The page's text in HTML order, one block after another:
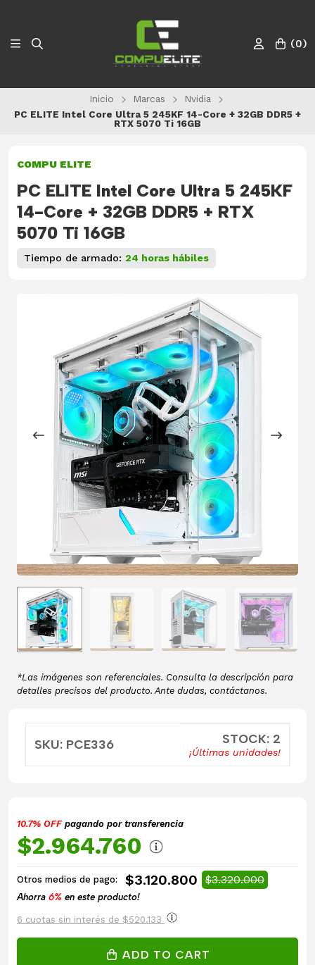
(0)
Inicio Marcas
Nvidia
PC ELITE Intel Core Ultra 5 245KF 14-Core + 32GB DDR5 +
RTX 5070 Ti 16GB
COMPU ELITE
PC ELITE Intel Core Ultra 5 245KF
14-Core + 32GB DDR5 + RTX
5070 Ti 16GB
Tiempo de armado: 24 horas hábiles
*Las imágenes son referenciales. Consulta la descripción para
detalles precisos del producto. Ante dudas, contáctanos.
SKU: PCE336 STOCK: 2
¡Últimas unidades!
10.7% OFFpagando por transferencia
$2.964.760
Otros medios de pago: $3.120.800 $3.320.000
Ahorra 6% en este producto!
6 cuotas sin interés de $520.133
ADD TO CART